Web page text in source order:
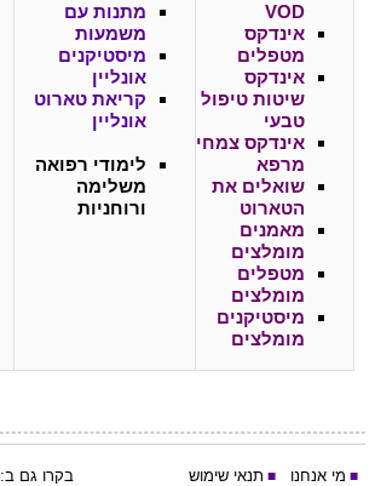
VOD
אינדקס
מטפלים
אינדקס
שיטות טיפול
טבעי
אינדקס צמחי
מרפא
שואלים את
הטארוט
מאמנים
מומלצים
מטפלים
מומלצים
מיסטיקנים
מומלצים
מתנות עם
משמעות
מיסטיקנים
אונליין
קריאת טארוט
אונליין
לימודי רפואה
משלימה
ורוחניות
■ מי אנחנו ■ תנאי שימוש
בקרו גם ב: